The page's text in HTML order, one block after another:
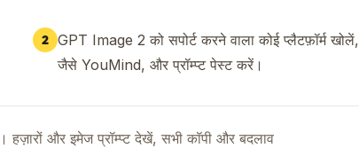
पैनल बनाएं। बाईं ओर, एक लेवल बॉक्स दिखाएं जिस
सियान प्रोग्रेस बार हो। इसके नीचे, ठीक 2
नीले डबल-अप तीर आइकन के साथ, और
खरीदने योग्य चैंपियन कार्ड दिखाएं:
sylvestre” / “Elfe” लागत 2; “Mage de
/ “Assassin” लागत 2; “Clerc
2 GPT Image 2 को सपोर्ट करने वाला कोई प्लैटफ़ॉर्म खोलें,
जैसे YouMind, और प्रॉम्प्ट पेस्ट करें।
हज़ारों और इमेज प्रॉम्प्ट देखें, सभी कॉपी और बदलाव